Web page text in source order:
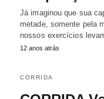
Já imaginou que sua
metade, somente pela
nossos exercícios
12 anos atrás
CORRIDA